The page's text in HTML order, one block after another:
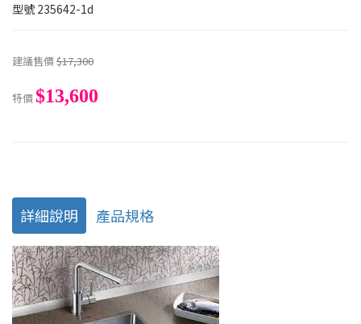
型號235642-1d
建議售價$17,300
特價$13,600
詳細說明 產品規格